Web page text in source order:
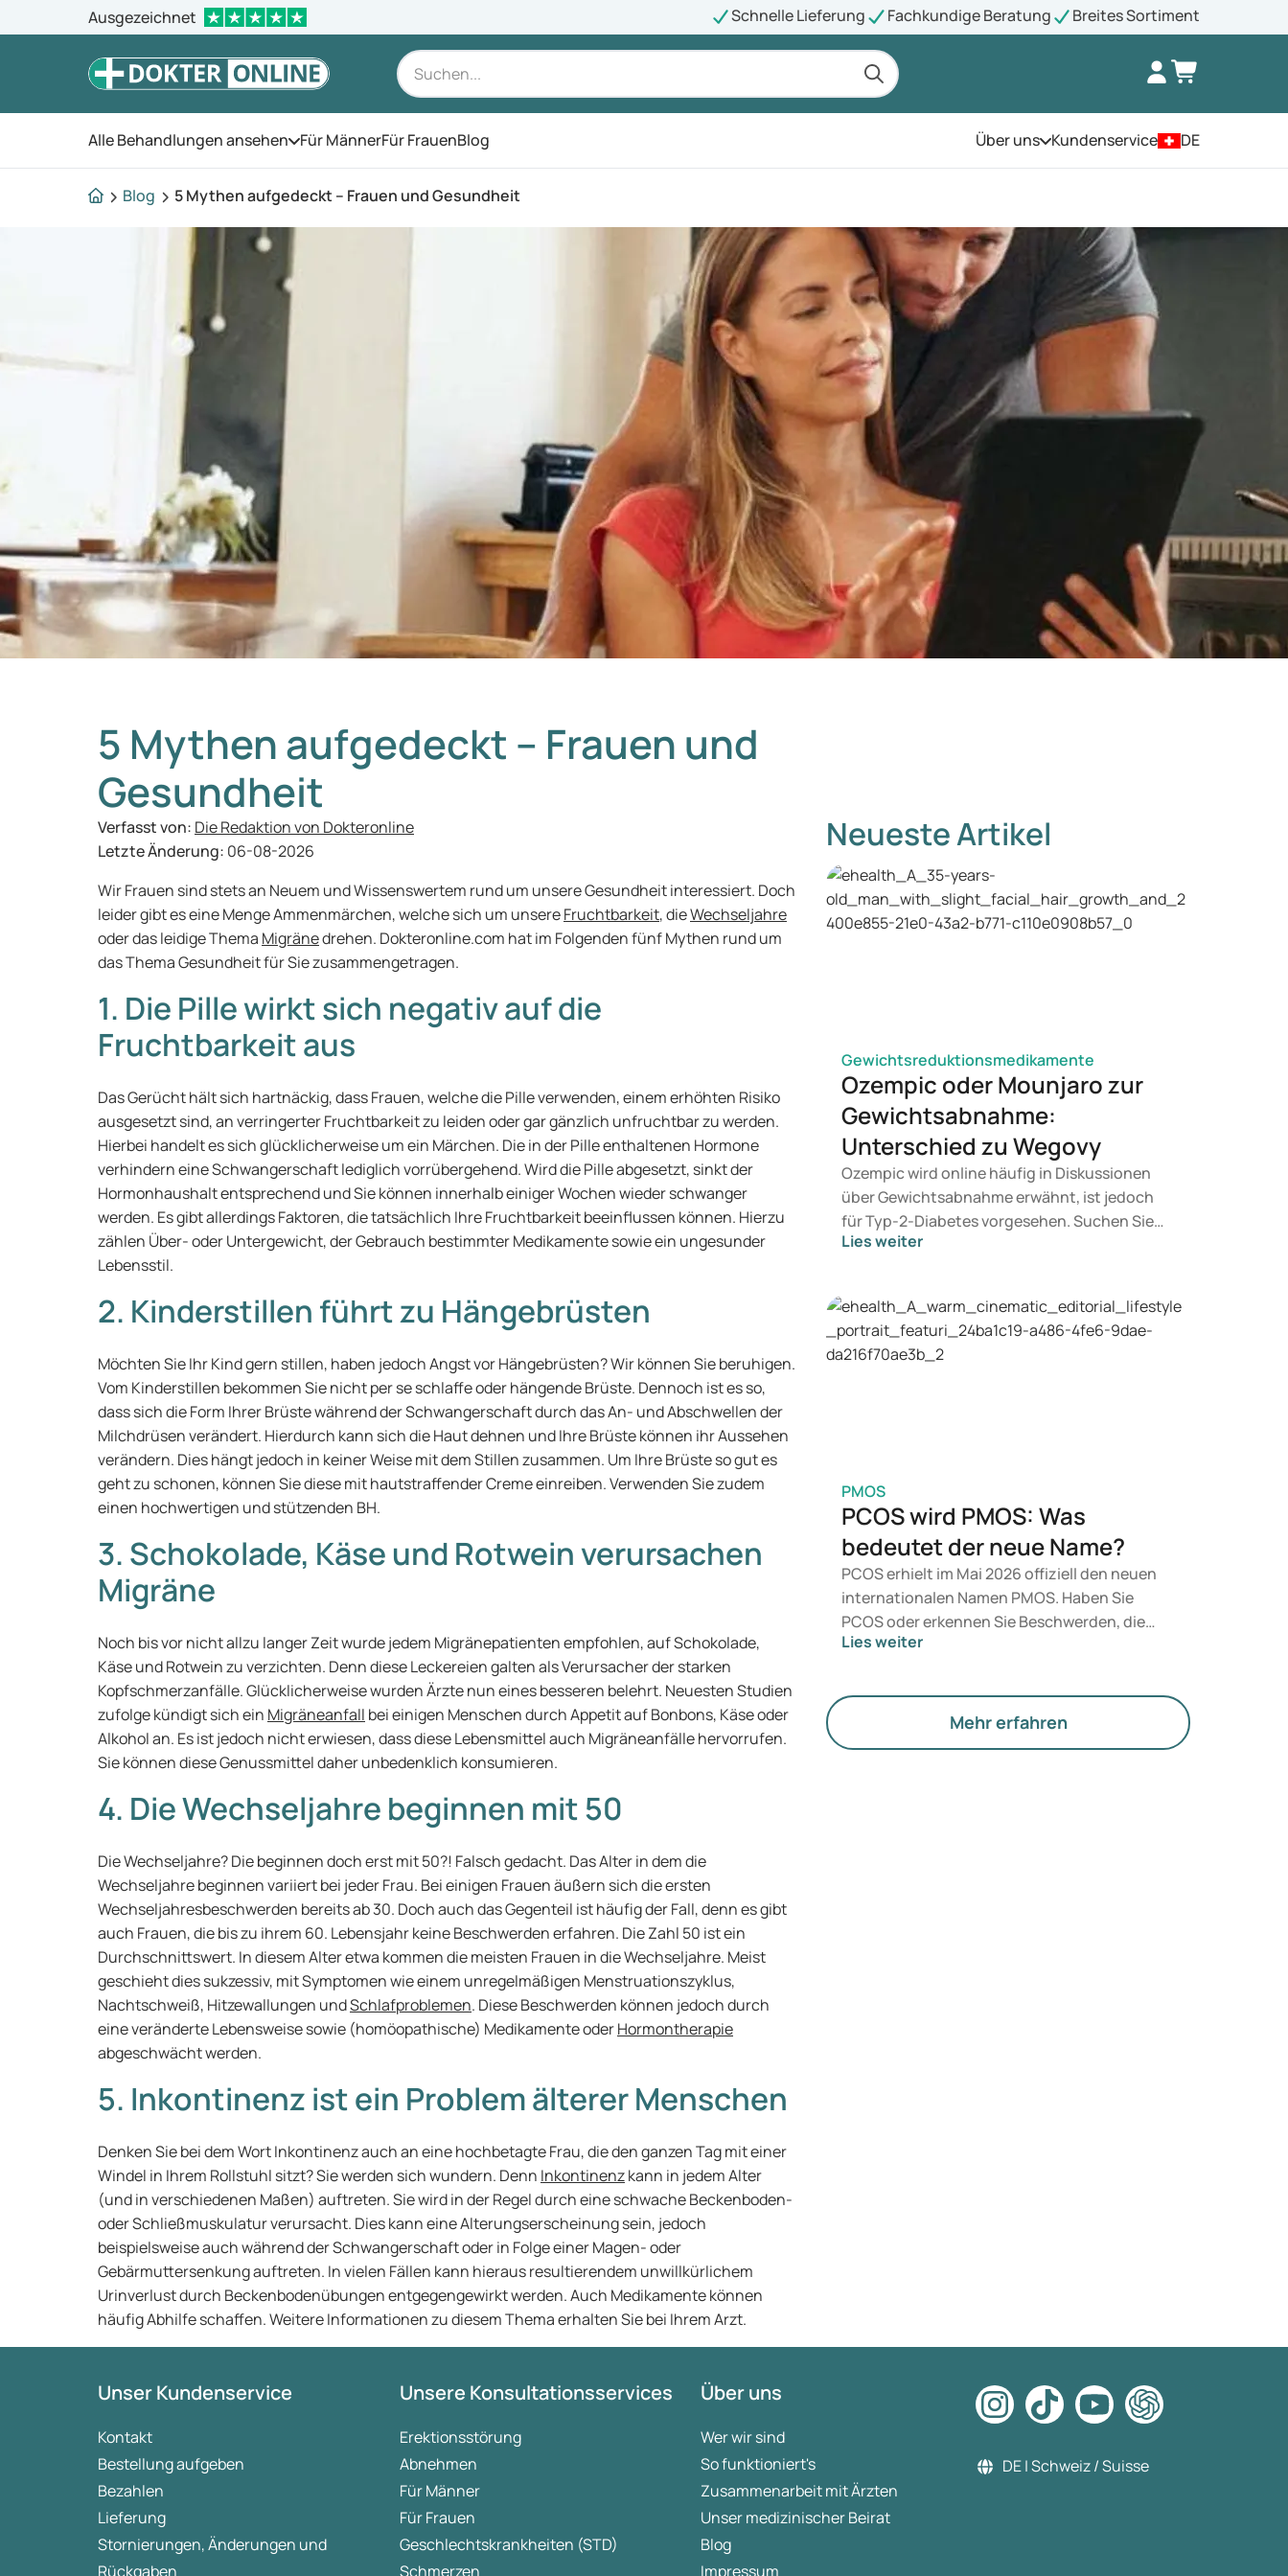
Ausgezeichnet Schnelle Lieferung Fachkundige Beratung Breites Sortiment
Alle Behandlungen ansehen Öffnen Sie das Menü
Für MännerFür FrauenBlog Über unsÖffnen Sie das Menü
Kundenservice DE
Blog 5 Mythen aufgedeckt – Frauen und Gesundheit
5 Mythen aufgedeckt – Frauen und
Gesundheit
Verfasst von: Die Redaktion von Dokteronline
Letzte Änderung: 06-08-2026
Wir Frauen sind stets an Neuem und Wissenswertem rund um unsere Gesundheit interessiert. Doch
leider gibt es eine Menge Ammenmärchen, welche sich um unsereFruchtbarkeit, dieWechseljahre
oder das leidige Thema Migränedrehen. Dokteronline.com hat im Folgenden fünf Mythen rund um
das Thema Gesundheit für Sie zusammengetragen.
1. Die Pille wirkt sich negativ auf die
Fruchtbarkeit aus
Das Gerücht hält sich hartnäckig, dass Frauen, welche die Pille verwenden, einem erhöhten Risiko
ausgesetzt sind, an verringerter Fruchtbarkeit zu leiden oder gar gänzlich unfruchtbar zu werden.
Hierbei handelt es sich glücklicherweise um ein Märchen. Die in der Pille enthaltenen Hormone
verhindern eine Schwangerschaft lediglich vorrübergehend. Wird die Pille abgesetzt, sinkt der
Hormonhaushalt entsprechend und Sie können innerhalb einiger Wochen wieder schwanger
werden. Es gibt allerdings Faktoren, die tatsächlich Ihre Fruchtbarkeit beeinflussen können. Hierzu
zählen Über- oder Untergewicht, der Gebrauch bestimmter Medikamente sowie ein ungesunder
Lebensstil.
2. Kinderstillen führt zu Hängebrüsten
Möchten Sie Ihr Kind gern stillen, haben jedoch Angst vor Hängebrüsten? Wir können Sie beruhigen.
Vom Kinderstillen bekommen Sie nicht per se schlaffe oder hängende Brüste. Dennoch ist es so,
dass sich die Form Ihrer Brüste während der Schwangerschaft durch das An- und Abschwellen der
Milchdrüsen verändert. Hierdurch kann sich die Haut dehnen und Ihre Brüste können ihr Aussehen
verändern. Dies hängt jedoch in keiner Weise mit dem Stillen zusammen. Um Ihre Brüste so gut es
geht zu schonen, können Sie diese mit hautstraffender Creme einreiben. Verwenden Sie zudem
einen hochwertigen und stützenden BH.
3. Schokolade, Käse und Rotwein verursachen
Migräne
Noch bis vor nicht allzu langer Zeit wurde jedem Migränepatienten empfohlen, auf Schokolade,
Käse und Rotwein zu verzichten. Denn diese Leckereien galten als Verursacher der starken
Kopfschmerzanfälle. Glücklicherweise wurden Ärzte nun eines besseren belehrt. Neuesten Studien
zufolge kündigt sich ein Migräneanfall bei einigen Menschen durch Appetit auf Bonbons, Käse oder
Alkohol an. Es ist jedoch nicht erwiesen, dass diese Lebensmittel auch Migräneanfälle hervorrufen.
Sie können diese Genussmittel daher unbedenklich konsumieren.
4. Die Wechseljahre beginnen mit 50
Die Wechseljahre? Die beginnen doch erst mit 50?! Falsch gedacht. Das Alter in dem die
Wechseljahre beginnen variiert bei jeder Frau. Bei einigen Frauen äußern sich die ersten
Wechseljahresbeschwerden bereits ab 30. Doch auch das Gegenteil ist häufig der Fall, denn es gibt
auch Frauen, die bis zu ihrem 60. Lebensjahr keine Beschwerden erfahren. Die Zahl 50 ist ein
Durchschnittswert. In diesem Alter etwa kommen die meisten Frauen in die Wechseljahre. Meist
geschieht dies sukzessiv, mit Symptomen wie einem unregelmäßigen Menstruationszyklus,
Nachtschweiß, Hitzewallungen undSchlafproblemen. Diese Beschwerden können jedoch durch
eine veränderte Lebensweise sowie (homöopathische) Medikamente oderHormontherapie
abgeschwächt werden.
5. Inkontinenz ist ein Problem älterer Menschen
Denken Sie bei dem Wort Inkontinenz auch an eine hochbetagte Frau, die den ganzen Tag mit einer
Windel in Ihrem Rollstuhl sitzt? Sie werden sich wundern. Denn Inkontinenzkann in jedem Alter
(und in verschiedenen Maßen) auftreten. Sie wird in der Regel durch eine schwache Beckenboden-
oder Schließmuskulatur verursacht. Dies kann eine Alterungserscheinung sein, jedoch
beispielsweise auch während der Schwangerschaft oder in Folge einer Magen- oder
Gebärmuttersenkung auftreten. In vielen Fällen kann hieraus resultierendem unwillkürlichem
Urinverlust durch Beckenbodenübungen entgegengewirkt werden. Auch Medikamente können
häufig Abhilfe schaffen. Weitere Informationen zu diesem Thema erhalten Sie bei Ihrem Arzt.
Neueste Artikel
Gewichtsreduktionsmedikamente
Ozempic oder Mounjaro zur
Gewichtsabnahme:
Unterschied zu Wegovy
Ozempic wird online häufig in Diskussionen
über Gewichtsabnahme erwähnt, ist jedoch
für Typ-2-Diabetes vorgesehen. Suchen Sie
eine Behandlung zur Gewichtskontrolle,
entscheidet ein Arzt auf Basis Ihrer
Gesundheit, Ihres BMI und Ihres
Medikamentengebrauchs.
Lies weiter
PMOS
PCOS wird PMOS: Was
bedeutet der neue Name?
PCOS erhielt im Mai 2026 offiziell den neuen
internationalen Namen PMOS. Haben Sie
PCOS oder erkennen Sie Beschwerden, die
dazu passen? Medizinisch ändert sich vorerst
Gewicht auf Hormone, den Stoffwechsel und
die Funktion der Eierstöcke.
Lies weiter
Mehr erfahren
Unser Kundenservice
Kontakt
Bestellung aufgeben
Bezahlen
Lieferung
Stornierungen, Änderungen und
Rückgaben
Unsere Konsultationsservices
Erektionsstörung
Abnehmen
Für Männer
Für Frauen
Geschlechtskrankheiten (STD)
Schmerzen
Über uns
Wer wir sind
So funktioniert's
Zusammenarbeit mit Ärzten
Unser medizinischer Beirat
Blog
Impressum
DE | Schweiz / Suisse